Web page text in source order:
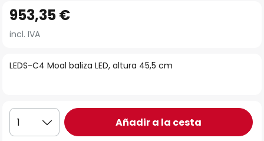
comienzo
la
imágenes
LEDS-C4 Moal baliza LED, altura 45,5 cm
953,35 €
incl. IVA
1 Añadir a la cesta